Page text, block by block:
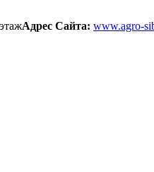
Адрес Сайта: www.agro-